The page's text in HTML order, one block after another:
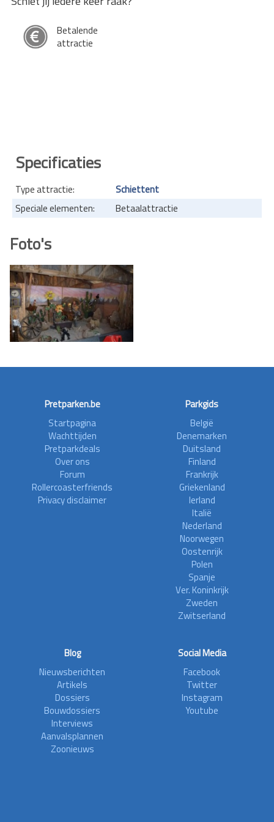
Betalende
attractie
Specificaties
Type attractie:
Schiettent
Speciale elementen:
Betaalattractie
Foto's
Pretparken.be
Startpagina
Wachttijden
Pretparkdeals
Over ons
Forum
Rollercoasterfriends
Privacy disclaimer
Parkgids
België
Denemarken
Duitsland
Finland
Frankrijk
Griekenland
Ierland
Italië
Nederland
Noorwegen
Oostenrijk
Polen
Spanje
Ver. Koninkrijk
Zweden
Zwitserland
Blog
Nieuwsberichten
Artikels
Dossiers
Bouwdossiers
Interviews
Aanvalsplannen
Zoonieuws
Social Media
Facebook
Twitter
Instagram
Youtube